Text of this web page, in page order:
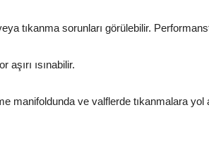
tıkanma sorunları görülebilir.
ısınabilir.
manifoldunda ve valflerde tıkanmalara yol